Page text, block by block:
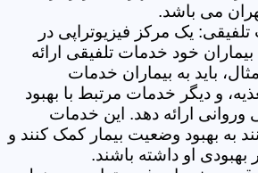
می باشد.
یک مرکز فیزیوتراپی در
بیماران خود خدمات تلفیقی ارائه
باید به بیماران خدمات
و دیگر خدمات مرتبط با بهبود
ارائه دهد. این خدمات
به بهبود وضعیت بیمار کمک کنند و
بهبودی او داشته باشند.